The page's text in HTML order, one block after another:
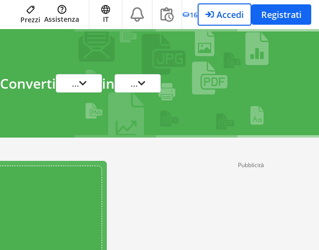
Prezzi Assistenza IT 16 Accedi Registrati
Converti ... in ...
Pubblicità